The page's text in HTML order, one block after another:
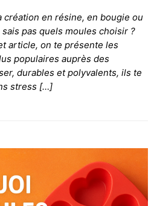
création en résine, en bougie ou
pas quels moules choisir ?
article, on te présente les
populaires auprès des
durables et polyvalents, ils te
stress […]